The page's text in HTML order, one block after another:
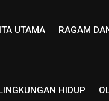
UTAMA RAGAM
HIDUP